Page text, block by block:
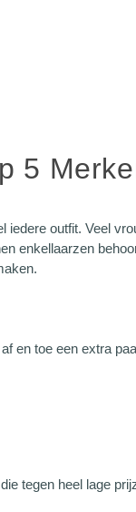
5
iedere outfit. Veel
enkellaarzen
en toe een extra
tegen heel lage